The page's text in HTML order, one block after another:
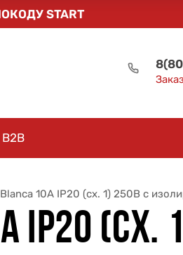
START
B2B
10А IP20 (сх. 1) 250В с
IP20 (СХ.